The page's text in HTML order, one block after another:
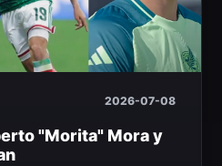
2026-07-08
"Morita" Mora y